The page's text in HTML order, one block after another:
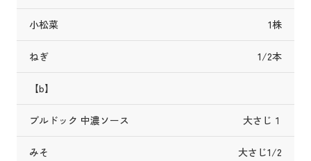
小松菜 1株
ねぎ 1/2本
【b】
ブルドック 中濃ソース 大さじ１
みそ 大さじ1/2